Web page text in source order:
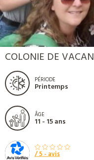
PROMO
COLONIE DE
PÉRIODE
Printemps
ÂGE
11 - 15 ans
/ 5 -avis